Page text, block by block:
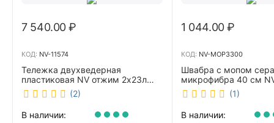
7 540.00₽
КОД: NV-11574
Тележка двухведерная
пластиковая NV отжим 2х23л
NV-11574
(2)
В наличии:
1 044.00₽
КОД: NV-MOP3300
Швабра с мопом
микрофибра 40 см
(1)
В наличии: